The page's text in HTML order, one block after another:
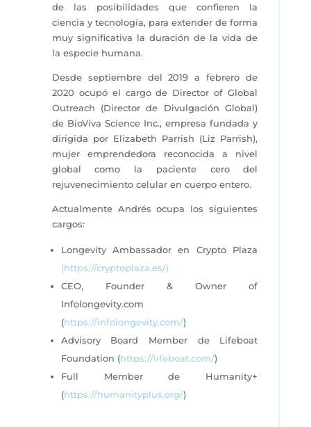
de las posibilidades que confieren la
ciencia y tecnología, para extender de forma
muy significativa la duración de la vida de
la especie humana.
Desde septiembre del 2019 a febrero de
2020 ocupó el cargo de Director of Global
Outreach (Director de Divulgación Global)
de BioViva Science Inc., empresa fundada y
dirigida por Elizabeth Parrish (Liz Parrish),
mujer emprendedora reconocida a nivel
global como la paciente cero del
rejuvenecimiento celular en cuerpo entero.
Actualmente Andrés ocupa los siguientes
cargos:
Longevity Ambassador en Crypto Plaza
(https://cryptoplaza.es/)
CEO, Founder & Owner of
Infolongevity.com
(https://infolongevity.com/)
Advisory Board Member de Lifeboat
Foundation (https://lifeboat.com/)
Full Member de Humanity+
(https://humanityplus.org/)